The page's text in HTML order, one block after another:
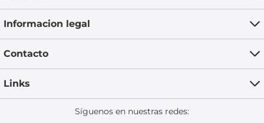
Informacion legal
Contacto
Links
Síguenos en nuestras redes: